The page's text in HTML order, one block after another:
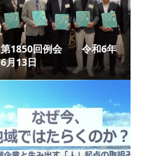
第1850回例会 令和6年
6月13日